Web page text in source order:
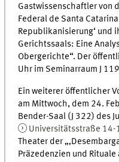
Gastwissenschaftler von
Federal de Santa
Republikanisierung‘ und
Gerichtssaals: Eine
Obergerichte“. Der
Uhr im Seminarraum J
Ein weiterer öffentlicher
am Mittwoch, dem 24.
Bender-Saal (J 322) des
Universitätsstraße 14-
Theater der
Präzedenzien und